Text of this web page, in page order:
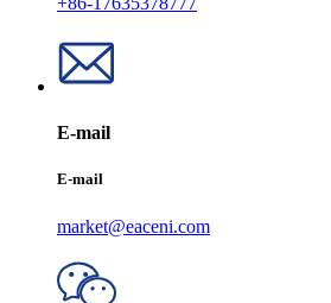
E-mail
E-mail
market@eaceni.com